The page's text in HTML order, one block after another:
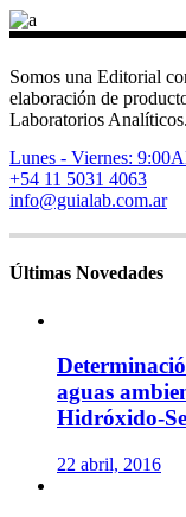
Somos una Editorial
elaboración de
Laboratorios Analíticos.
Lunes - Viernes:
+54 11 5031 4063
info@guialab.com.ar
Últimas Novedades
aguas
Hidróxido-
22 abril, 2016